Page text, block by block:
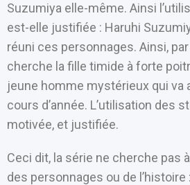
Suzumiya elle-même. Ainsi
est-elle justifiée : Haruhi
réuni ces personnages. Ainsi,
cherche la fille timide à forte
jeune homme mystérieux qui va
cours d’année. L’utilisation des
motivée, et justifiée.
Ceci dit, la série ne cherche pas
des personnages ou de